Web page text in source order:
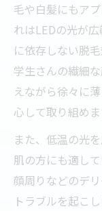
毛や白髪にもア
れはLEDの光が
に依存しない脱
学生さんの繊細
えながら徐々に
心して取り組めま
また、低温の光
肌の方にも適し
顔周りなどのデ
トラブルを起こ